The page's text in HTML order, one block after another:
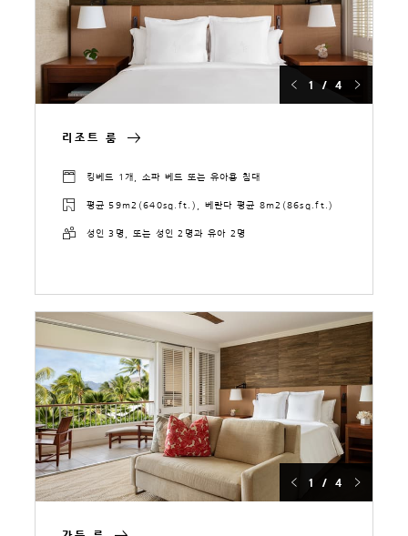
1 / 4
리조트 룸
킹베드 1개, 소파 베드 또는 유아용 침대
평균 59m2(640sq.ft.), 베란다 평균 8m2(86sq.ft.)
성인 3명, 또는 성인 2명과 유아 2명
1 / 4